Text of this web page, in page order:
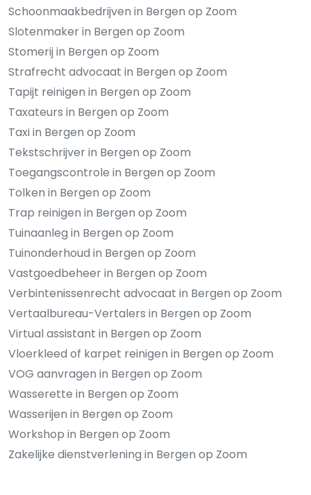
Schoonmaakbedrijven in Bergen op Zoom
Slotenmaker in Bergen op Zoom
Stomerij in Bergen op Zoom
Strafrecht advocaat in Bergen op Zoom
Tapijt reinigen in Bergen op Zoom
Taxateurs in Bergen op Zoom
Taxi in Bergen op Zoom
Tekstschrijver in Bergen op Zoom
Toegangscontrole in Bergen op Zoom
Tolken in Bergen op Zoom
Trap reinigen in Bergen op Zoom
Tuinaanleg in Bergen op Zoom
Tuinonderhoud in Bergen op Zoom
Vastgoedbeheer in Bergen op Zoom
Verbintenissenrecht advocaat in Bergen op Zoom
Vertaalbureau-Vertalers in Bergen op Zoom
Virtual assistant in Bergen op Zoom
Vloerkleed of karpet reinigen in Bergen op Zoom
VOG aanvragen in Bergen op Zoom
Wasserette in Bergen op Zoom
Wasserijen in Bergen op Zoom
Workshop in Bergen op Zoom
Zakelijke dienstverlening in Bergen op Zoom